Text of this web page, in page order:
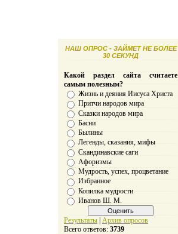
НАШ ОПРОС - ЗАЙМЕТ НЕ БОЛЕЕ
30 СЕКУНД
Какой раздел сайта считаете
самым полезным?
Жизнь и деяния Иисуса Христа
Притчи народов мира
Сказки народов мира
Басни
Былины
Легенды, сказания, мифы
Скандинавские саги
Афоризмы
Мудрость, успех, процветание
Избранное
Копилка мудрости
Иванов Ш. М.
Результаты Архив опросов
Всего ответов: 3739